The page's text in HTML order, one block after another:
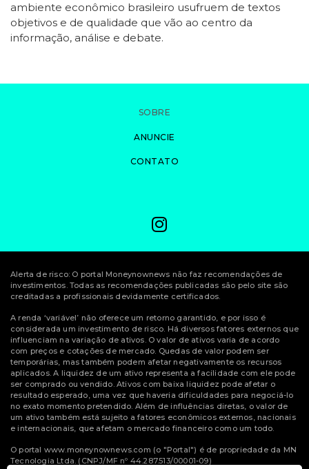
ambiente econômico brasileiro usufruem de textos
objetivos e de qualidade que vão ao centro da
informação, análise e debate.
SOBRE
ANUNCIE
CONTATO
Alerta de risco: O portal Moneynownews não faz recomendações de
investimentos. Todas as recomendações publicadas são pelo site são
creditadas a profissionais devidamente certificados.
A renda ‘variável’ não oferece um retorno garantido, e por isso é
considerada um investimento de risco. Há diversos fatores externos que
influenciam na variação de ativos. O valor de ativos varia de acordo
com preços e cotações de mercado. Quedas de valor podem ser
temporárias, mas também podem afetar negativamente os recursos
aplicados. A liquidez de um ativo representa a facilidade com ele pode
ser comprado ou vendido. Ativos com baixa liquidez pode afetar o
resultado esperado, uma vez que haveria dificuldades para negociá-lo
no exato momento pretendido. Além de influências diretas, o valor de
um ativo também está sujeito a fatores econômicos externos, nacionais
e internacionais, que afetam o mercado financeiro como um todo.
O portal www.moneynownews.com (o "Portal") é de propriedade da MN
Tecnologia Ltda. (CNPJ/MF nº 44.287.513/00001-09)